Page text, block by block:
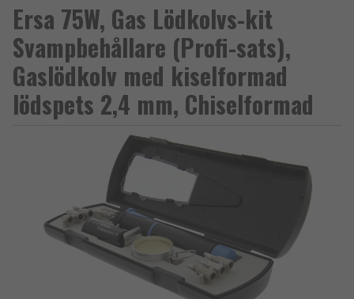
Ersa 75W, Gas Lödkolvs-kit
Svampbehållare (Profi-sats),
Gaslödkolv med kiselformad
lödspets 2,4 mm, Chiselformad